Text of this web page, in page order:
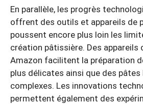
En parallèle, les progrès
offrent des outils et appareils de
poussent encore plus loin les
création pâtissière. Des appareils
Amazon facilitent la préparation
plus délicates ainsi que des pâtes
complexes. Les innovations
permettent également des